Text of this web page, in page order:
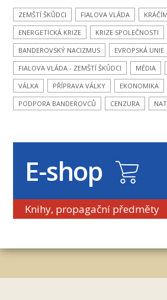
ZEMŠTÍ ŠKŮDCI FIALOVA VLÁDA
ENERGETICKÁ KRIZE
KRIZE SPOLEČNOSTI
BANDEROVSKÝ NACIZMUS
EVROPSKÁ UNIE
FIALOVA VLÁDA - ZEMŠTÍ ŠKŮDCI
MÉDIA
VÁLKA
PŘÍPRAVA VÁLKY
EKONOMIKA
PODPORA BANDEROVCŮ
CENZURA
E-shop
Knihy, propagační předměty